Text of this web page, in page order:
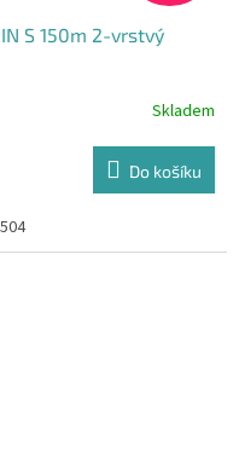
S 150m 2-vrstvý
Skladem
Do košíku